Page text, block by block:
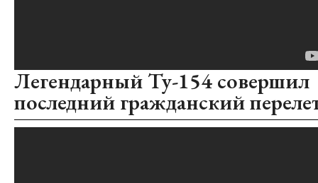
Легендарный Ту-154 совершил
последний гражданский